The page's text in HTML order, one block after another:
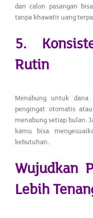
dan calon pasangan
tanpa khawatir uang
5.
Rutin
Menabung untuk
pengingat otomatis
menabung setiap bulan.
kamu bisa
kebutuhan.
Wujudkan
Lebih